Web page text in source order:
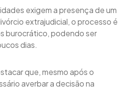
exigem a presença de um
extrajudicial, o processo é
burocrático, podendo ser
dias.
que, mesmo após o
averbar a decisão na